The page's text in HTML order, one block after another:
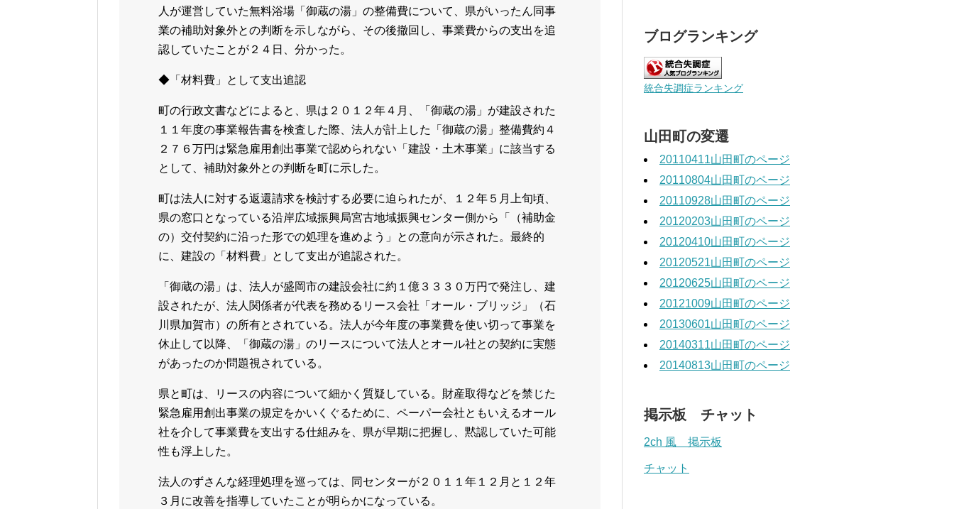
人が運営していた無料浴場「御蔵の湯」の整備費について、県がいったん同事
業の補助対象外との判断を示しながら、その後撤回し、事業費からの支出を追
認していたことが２４日、分かった。
◆「材料費」として支出追認
町の行政文書などによると、県は２０１２年４月、「御蔵の湯」が建設された
１１年度の事業報告書を検査した際、法人が計上した「御蔵の湯」整備費約４
２７６万円は緊急雇用創出事業で認められない「建設・土木事業」に該当する
として、補助対象外との判断を町に示した。
町は法人に対する返還請求を検討する必要に迫られたが、１２年５月上旬頃、
県の窓口となっている沿岸広域振興局宮古地域振興センター側から「（補助金
の）交付契約に沿った形での処理を進めよう」との意向が示された。最終的
に、建設の「材料費」として支出が追認された。
「御蔵の湯」は、法人が盛岡市の建設会社に約１億３３３０万円で発注し、建
設されたが、法人関係者が代表を務めるリース会社「オール・ブリッジ」（石
川県加賀市）の所有とされている。法人が今年度の事業費を使い切って事業を
休止して以降、「御蔵の湯」のリースについて法人とオール社との契約に実態
があったのか問題視されている。
県と町は、リースの内容について細かく質疑している。財産取得などを禁じた
緊急雇用創出事業の規定をかいくぐるために、ペーパー会社ともいえるオール
社を介して事業費を支出する仕組みを、県が早期に把握し、黙認していた可能
性も浮上した。
法人のずさんな経理処理を巡っては、同センターが２０１１年１２月と１２年
３月に改善を指導していたことが明らかになっている。
ブログランキング
統合失調症ランキング
山田町の変遷
20110411山田町のページ
20110804山田町のページ
20110928山田町のページ
20120203山田町のページ
20120410山田町のページ
20120521山田町のページ
20120625山田町のページ
20121009山田町のページ
20130601山田町のページ
20140311山田町のページ
20140813山田町のページ
掲示板 チャット
2ch 風 掲示板
チャット